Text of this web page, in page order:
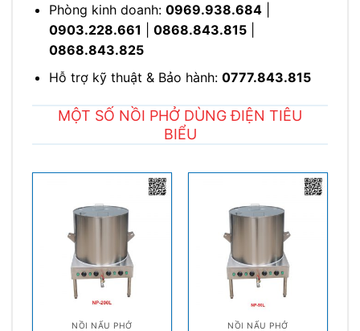
Phòng kinh doanh: 0969.938.684|
0903.228.661
0868.843.815|
0868.843.825
Hỗ trợ kỹ thuật & Bảo hành: 0777.843.815
MỘT SỐ NỒI PHỞ DÙNG ĐIỆN TIÊU
BIỂU
NỒI NẤU PHỞ NỒI NẤU PHỞ